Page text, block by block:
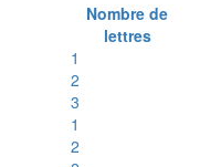
Nombre de
lettres
1
2
3
1
2